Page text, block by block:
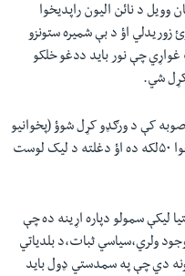
وویل د نائن الیون راپدیخوا
اؤ د بې شمیره ستونزو
چې نور باید ددغو خلکو
شي.
کې د ورګډو کړل شوؤ‌ (پخوانیو
قبائیلي سیمو) نوؤ اوو ضلعو ټوله ابادي شاوخوا ۵۰لکه ده اؤ دغلته د لیک لوست
لیکې سمولو دپاره اړینه ده چې
ولري،سیاسي ثبات،د بلدیاتي
دي چې په سمدستي ډول باید